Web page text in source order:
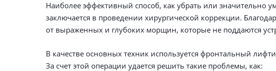
Наиболее эффективный способ, как убрать или
заключается в проведении хирургической коррекции.
от выраженных и глубоких морщин, которые не поддаются
В качестве основных техник используется фронтальный
За счет этой операции удается решить такие проблемы, как: